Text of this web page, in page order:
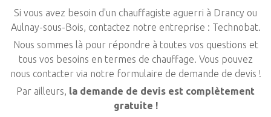
Si vous avez besoin d'un chauffagiste aguerri à Drancy ou
Aulnay-sous-Bois, contactez notre entreprise : Technobat.
Nous sommes là pour répondre à toutes vos questions et
tous vos besoins en termes de chauffage. Vous pouvez
nous contacter via notre formulaire de demande de devis !
Par ailleurs, la demande de devis est complètement
gratuite !